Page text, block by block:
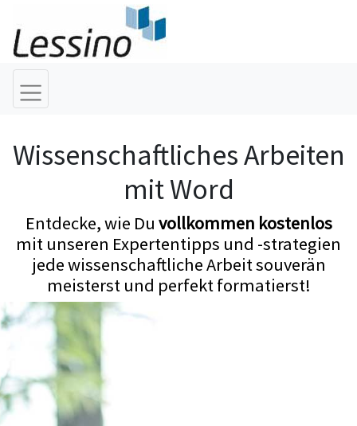
Wissenschaftliches Arbeiten
mit Word
Entdecke, wie Du vollkommen kostenlos
mit unseren Expertentipps und -strategien
jede wissenschaftliche Arbeit souverän
meisterst und perfekt formatierst!